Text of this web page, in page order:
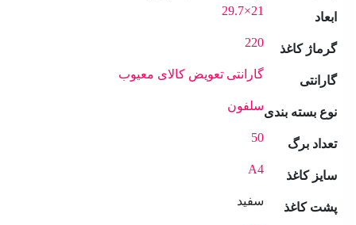
ابعاد
21×29.7
گرماژ کاغذ 220
گارانتی گارانتی تعویض کالای معیوب
نوع بسته بندیسلفون
تعداد برگ 50
سایز کاغذ A4
پشت کاغذ سفید